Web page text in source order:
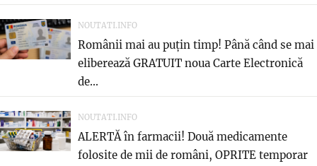
NOUTATI.INFO
Românii mai au puțin timp! Până când se mai
eliberează GRATUIT noua Carte Electronică
de...
NOUTATI.INFO
ALERTĂ în farmacii! Două medicamente
folosite de mii de români, OPRITE temporar